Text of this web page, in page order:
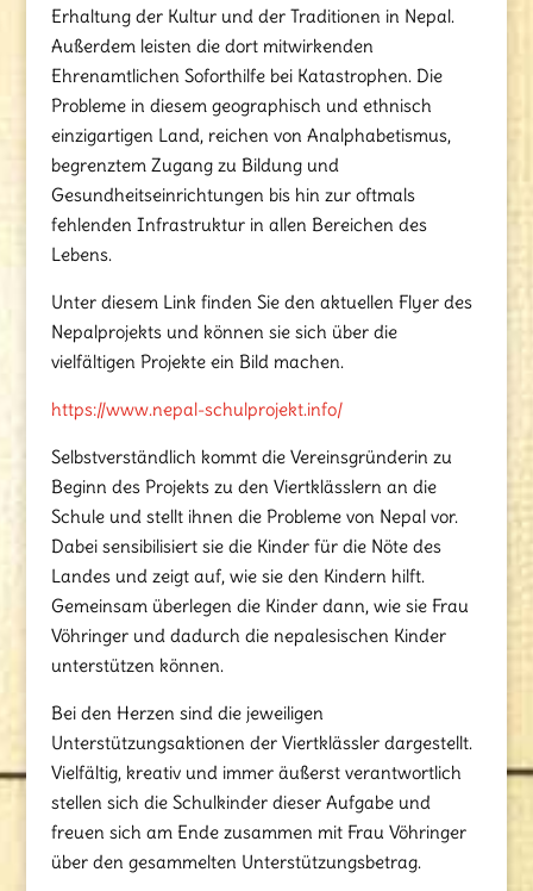
Erhaltung der Kultur und der Traditionen in Nepal.
Außerdem leisten die dort mitwirkenden
Ehrenamtlichen Soforthilfe bei Katastrophen. Die
Probleme in diesem geographisch und ethnisch
einzigartigen Land, reichen von Analphabetismus,
begrenztem Zugang zu Bildung und
Gesundheitseinrichtungen bis hin zur oftmals
fehlenden Infrastruktur in allen Bereichen des
Lebens.
Unter diesem Link finden Sie den aktuellen Flyer des
Nepalprojekts und können sie sich über die
vielfältigen Projekte ein Bild machen.
https://www.nepal-schulprojekt.info/
Selbstverständlich kommt die Vereinsgründerin zu
Beginn des Projekts zu den Viertklässlern an die
Schule und stellt ihnen die Probleme von Nepal vor.
Dabei sensibilisiert sie die Kinder für die Nöte des
Landes und zeigt auf, wie sie den Kindern hilft.
Gemeinsam überlegen die Kinder dann, wie sie Frau
Vöhringer und dadurch die nepalesischen Kinder
unterstützen können.
Bei den Herzen sind die jeweiligen
Unterstützungsaktionen der Viertklässler dargestellt.
Vielfältig, kreativ und immer äußerst verantwortlich
stellen sich die Schulkinder dieser Aufgabe und
freuen sich am Ende zusammen mit Frau Vöhringer
über den gesammelten Unterstützungsbetrag.